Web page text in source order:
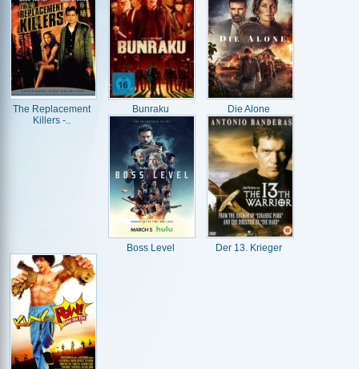
The Replacement
Killers -..
Bunraku Die Alone
Boss Level Der 13. Krieger